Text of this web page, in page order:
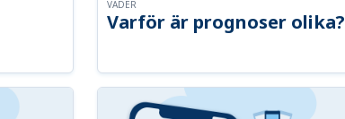
Varför är prognoser olika?
VÄDER